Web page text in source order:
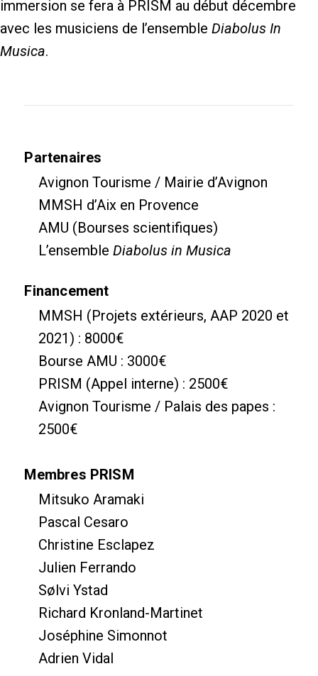
immersion se fera à PRISM au début décembre
avec les musiciens de l’ensemble Diabolus In
Musica.
Partenaires
Avignon Tourisme / Mairie d’Avignon
MMSH d’Aix en Provence
AMU (Bourses scientifiques)
L’ensembleDiabolus in Musica
Financement
MMSH (Projets extérieurs, AAP 2020 et
2021) : 8000€
Bourse AMU : 3000€
PRISM (Appel interne) : 2500€
Avignon Tourisme / Palais des papes :
2500€
Membres PRISM
Mitsuko Aramaki
Pascal Cesaro
Christine Esclapez
Julien Ferrando
Sølvi Ystad
Richard Kronland-Martinet
Joséphine Simonnot
Adrien Vidal